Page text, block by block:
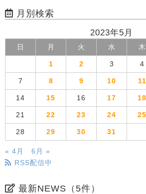
月別検索
2023年5月
日 月 火 水 木
1 2 3 4
7 8 9 10 11
14 15 16 17 18
21 22 23 24 25
28 29 30 31
« 4月
6月 »
RSS配信中
最新NEWS（5件）